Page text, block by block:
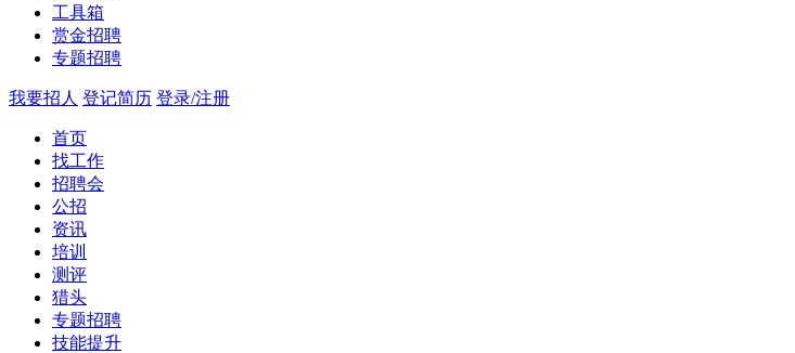
工具箱
赏金招聘
专题招聘
我要招人 登记简历 登录/注册
首页
找工作
招聘会
公招
资讯
培训
测评
猎头
专题招聘
技能提升